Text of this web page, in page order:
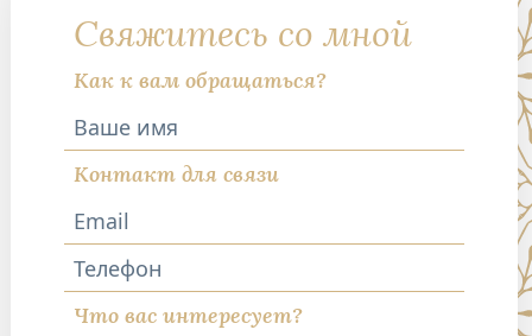
Свяжитесь со мной
Как к вам обращаться?
Контакт для связи
Телефон
Что вас интересует?